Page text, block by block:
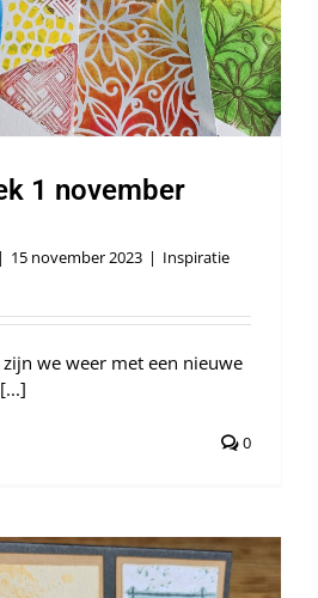
1 november
| 15 november 2023 | Inspiratie
we weer met een nieuwe
0